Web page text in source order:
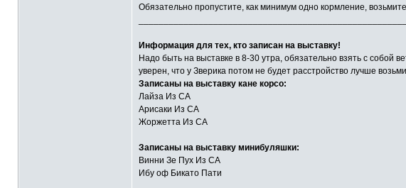
Обязательно пропустите, как минимум одно кормление,
Информация для тех, кто записан на выставку!
Надо быть на выставке в 8-30 утра, обязательно взять с собой
уверен, что у Зверика потом не будет расстройство лучше
Записаны на выставку кане корсо:
Лайза Из СА
Арисаки Из СА
Жоржетта Из СА
Записаны на выставку минибуляшки:
Винни Зе Пух Из СА
Ибу оф Бикато Пати